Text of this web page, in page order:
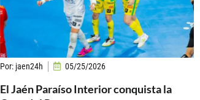
Por: jaen24h 05/25/2026
El Jaén Paraíso Interior conquista la